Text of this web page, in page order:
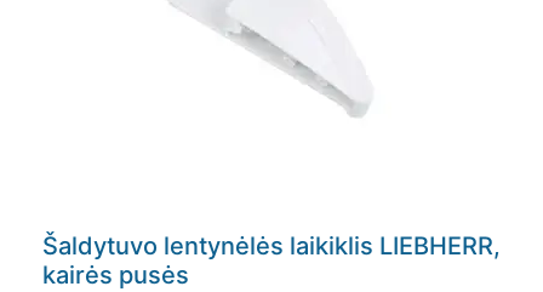
Šaldytuvo lentynėlės laikiklis LIEBHERR,
kairės pusės